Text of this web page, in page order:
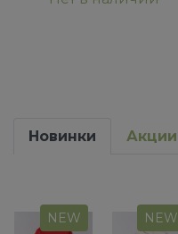
Новинки Акции
NEW NEW